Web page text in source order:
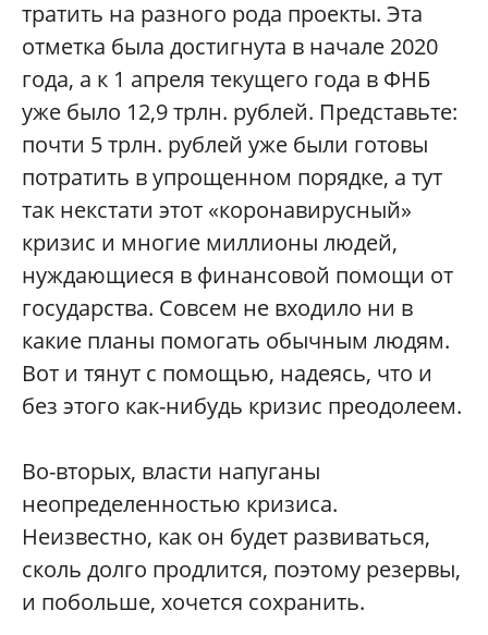
тратить на разного рода проекты. Эта
отметка была достигнута в начале 2020
года, а к 1 апреля текущего года в ФНБ
уже было 12,9 трлн. рублей. Представьте:
почти 5 трлн. рублей уже были готовы
потратить в упрощенном порядке, а тут
так некстати этот «коронавирусный»
кризис и многие миллионы людей,
нуждающиеся в финансовой помощи от
государства. Совсем не входило ни в
какие планы помогать обычным людям.
Вот и тянут с помощью, надеясь, что и
без этого как-нибудь кризис преодолеем.
Во-вторых, власти напуганы
неопределенностью кризиса.
Неизвестно, как он будет развиваться,
сколь долго продлится, поэтому резервы,
и побольше, хочется сохранить.